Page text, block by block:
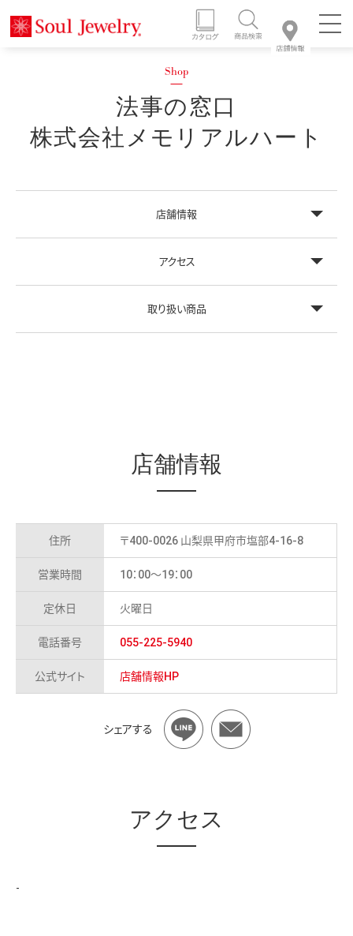
法事の窓口
株式会社メモリアルハート
店舗情報
アクセス
取り扱い商品
店舗情報
住所 〒400-0026 山梨県甲府市塩部4-16-8
営業時間 10：00～19：00
定休日 火曜日
電話番号 055-225-5940
公式サイト 店舗情報HP
シェアする
アクセス
-